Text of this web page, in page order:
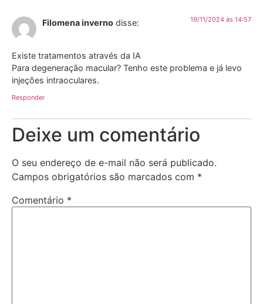
Filomena inverno disse: 19/11/2024 às 14:57
Existe tratamentos através da IA
Para degeneração macular? Tenho este problema e já levo
injeções intraoculares.
Responder
Deixe um comentário
O seu endereço de e-mail não será publicado.
Campos obrigatórios são marcados com *
Comentário *